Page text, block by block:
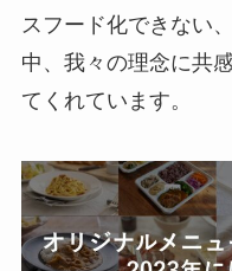
スフード化できない
中、我々の理念に共
てくれています。